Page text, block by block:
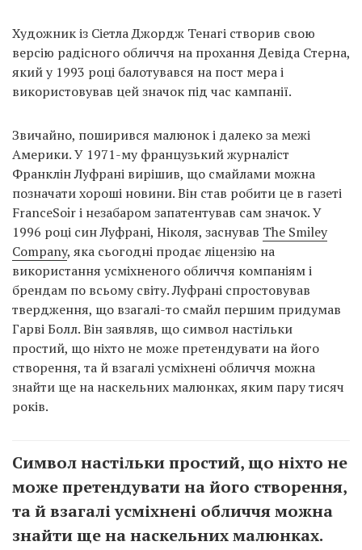
Художник із Сіетла Джордж Тенагі створив свою
версію радісного обличчя на прохання Девіда Стерна,
який у 1993 році балотувався на пост мера і
використовував цей значок під час кампанії.
Звичайно, поширився малюнок і далеко за межі
Америки. У 1971-му французький журналіст
Франклін Луфрані вирішив, що смайлами можна
позначати хороші новини. Він став робити це в газеті
FranceSoir і незабаром запатентував сам значок. У
1996 році син Луфрані, Ніколя, заснував The Smiley
Company, яка сьогодні продає ліцензію на
використання усміхненого обличчя компаніям і
брендам по всьому світу. Луфрані спростовував
твердження, що взагалі-то смайл першим придумав
Гарві Болл. Він заявляв, що символ настільки
простий, що ніхто не може претендувати на його
створення, та й взагалі усміхнені обличчя можна
знайти ще на наскельних малюнках, яким пару тисяч
років.
Символ настільки простий, що ніхто не
може претендувати на його створення,
та й взагалі усміхнені обличчя можна
знайти ще на наскельних малюнках.